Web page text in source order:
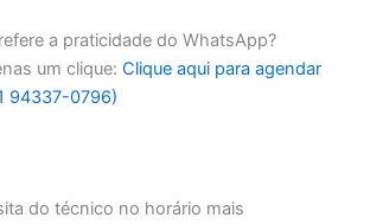
a praticidade do WhatsApp?
um clique:Clique aqui para agendar
94337-0796)
do técnico no horário mais